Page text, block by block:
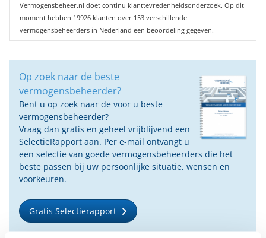
Vermogensbeheer.nl doet continu klanttevredenheidsonderzoek. Op dit
moment hebben 19926 klanten over 153 verschillende
vermogensbeheerders in Nederland een beoordeling gegeven.
Op zoek naar de beste
vermogensbeheerder?
Bent u op zoek naar de voor u beste
vermogensbeheerder?
Vraag dan gratis en geheel vrijblijvend een
SelectieRapport aan. Per e-mail ontvangt u
een selectie van goede vermogensbeheerders die het
beste passen bij uw persoonlijke situatie, wensen en
voorkeuren.
Gratis Selectierapport